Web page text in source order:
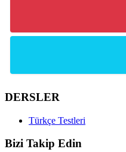
DERSLER
Türkçe Testleri
Bizi Takip Edin